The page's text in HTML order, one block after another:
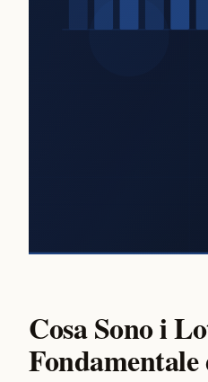
Cosa Sono i